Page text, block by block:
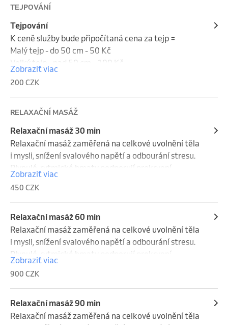
sedavém zaměstnání i jako prevence obtíží
TEJPOVÁNÍ
Tejpování
K ceně služby bude připočítaná cena za tejp =
Malý tejp - do 50 cm - 50 Kč
Velký tejp - nad 50 cm - 100 Kč
Zobraziť viac
200 CZK
RELAXAČNÍ MASÁŽ
Relaxační masáž 30 min
Relaxační masáž zaměřená na celkové uvolnění těla
i mysli, snížení svalového napětí a odbourání stresu.
Plynulé, rytmické hmaty podporují prokrvení,
regeneraci svalů a navozují hluboký pocit klidu.
Vhodná při psychickém i fyzickém přetížení, únavě,
stresu nebo jako prevence bolestí pohybového
aparátu a podpora celkové regenerace.
Zobraziť viac
450 CZK
Relaxační masáž 60 min
Relaxační masáž zaměřená na celkové uvolnění těla
i mysli, snížení svalového napětí a odbourání stresu.
Plynulé, rytmické hmaty podporují prokrvení,
regeneraci svalů a navozují hluboký pocit klidu.
Vhodná při psychickém i fyzickém přetížení, únavě,
stresu nebo jako prevence bolestí pohybového
aparátu a podpora celkové regenerace.
Zobraziť viac
900 CZK
Relaxační masáž 90 min
Relaxační masáž zaměřená na celkové uvolnění těla